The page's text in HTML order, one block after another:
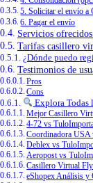
5. Solicitar el envío a
6. Pagar el envío
Servicios
Tarifas casillero
¿Dónde puedo
Testimonios de
Pros
Cons
Explora Todas
Mejor Casillero
4-72 vs
Coordinadora USA
Deblex vs
Aeropost vs
Casillero Virtual
eShopex Análisis y